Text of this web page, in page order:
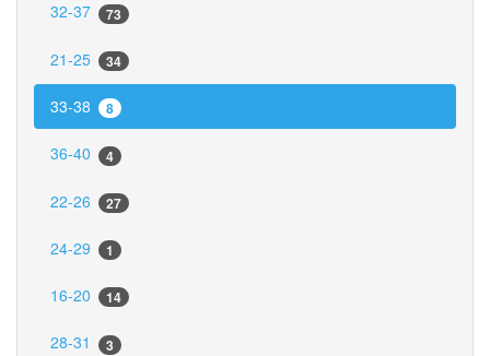
32-37 73
21-25 34
33-38 8
36-40 4
22-26 27
24-29 1
16-20 14
28-31 3